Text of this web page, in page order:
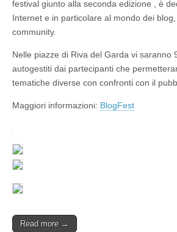
festival giunto alla seconda edizione , è
Internet e in particolare al mondo dei
community.
Nelle piazze di Riva del Garda vi saranno
autogestiti dai partecipanti che
tematiche diverse con confronti con il
Maggiori informazioni: BlogFest
Read more →